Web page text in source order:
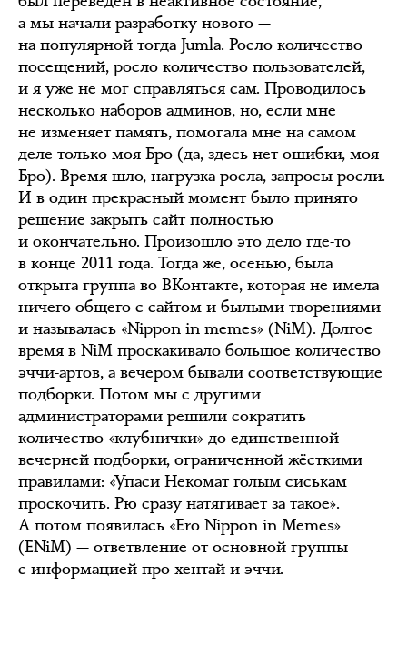
а мы начали разработку нового —
на популярной тогда Jumla. Росло количество
посещений, росло количество пользователей,
и я уже не мог справляться сам. Проводилось
несколько наборов админов, но, если мне
не изменяет память, помогала мне на самом
деле только моя Бро (да, здесь нет ошибки, моя
Бро). Время шло, нагрузка росла, запросы росли.
И в один прекрасный момент было принято
решение закрыть сайт полностью
и окончательно. Произошло это дело где-то
в конце 2011 года. Тогда же, осенью, была
открыта группа во ВКонтакте, которая не имела
ничего общего с сайтом и былыми творениями
и называлась «Nippon in memes» (NiM). Долгое
время в NiM проскакивало большое количество
эччи-артов, а вечером бывали соответствующие
подборки. Потом мы с другими
администраторами решили сократить
количество «клубнички» до единственной
вечерней подборки, ограниченной жёсткими
правилами: «Упаси Некомат голым сиськам
проскочить. Рю сразу натягивает за такое».
А потом появилась «Ero Nippon in Memes»
(ENiM) — ответвление от основной группы
с информацией про хентай и эччи.